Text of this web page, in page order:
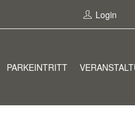
Login
PARKEINTRITT